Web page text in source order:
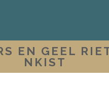
EN GEEL
NKIST